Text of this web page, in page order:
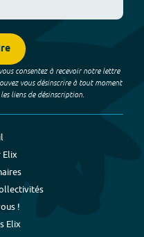
consentez à recevoir notre lettre
vous désinscrire à tout moment
liens de désinscription.
Elix
!
Elix